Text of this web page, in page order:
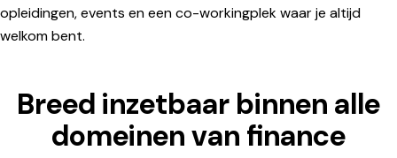
opleidingen, events en een co-workingplek waar je altijd
welkom bent.
Breed inzetbaar binnen alle
domeinen van finance